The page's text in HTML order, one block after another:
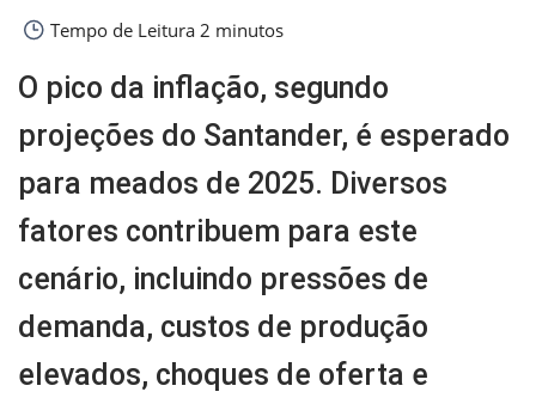
Tempo de Leitura 2 minutos
O pico da inflação, segundo
projeções do Santander, é esperado
para meados de 2025. Diversos
fatores contribuem para este
cenário, incluindo pressões de
demanda, custos de produção
elevados, choques de oferta e